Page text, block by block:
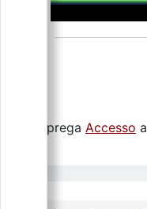
Si prega Accesso